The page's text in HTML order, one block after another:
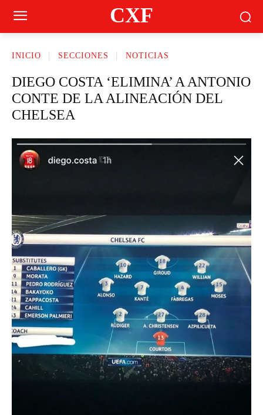
CXF
INICIO SECCIONES NOTICIAS
DIEGO COSTA ‘ELIMINA’ A ANTONIO
CONTE DE LA ALINEACIÓN DEL
CHELSEA